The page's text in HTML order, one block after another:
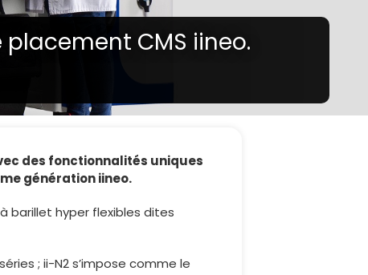
CMS iineo.
des fonctionnalités uniques
génération iineo.
barillet hyper flexibles dites
; ii-N2 s’impose comme le